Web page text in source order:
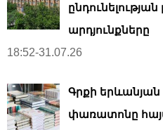
ընդունելության
արդյունքները
18:52-31.07.26
Գրքի երևանյան
փառատոնը